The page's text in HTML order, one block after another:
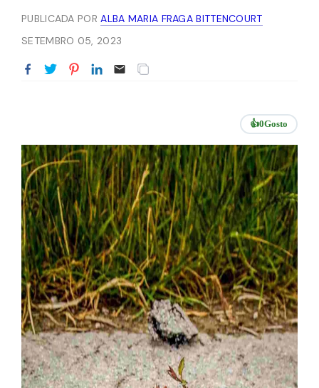
PUBLICADA PORALBA MARIA FRAGA BITTENCOURT
SETEMBRO 05, 2023
👍0Gosto